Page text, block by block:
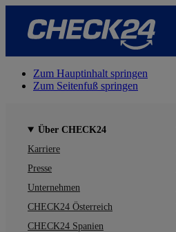
Zum Hauptinhalt springen
Zum Seitenfuß springen
Über CHECK24
Karriere
Presse
Unternehmen
CHECK24 Österreich
CHECK24 Spanien